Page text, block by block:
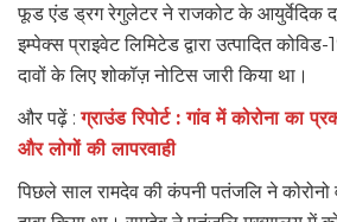
फूड एंड ड्रग रेगुलेटर ने राजकोट के आयुर्वेदिक
इम्पेक्स प्राइवेट लिमिटेड द्वारा उत्पादित
दावों के लिए शोकॉज़ नोटिस जारी किया था।
और पढ़ें :ग्राउंड रिपोर्ट : गांव में कोरोना का
और लोगों की लापरवाही
पिछले साल रामदेव की कंपनी पतंजलि ने